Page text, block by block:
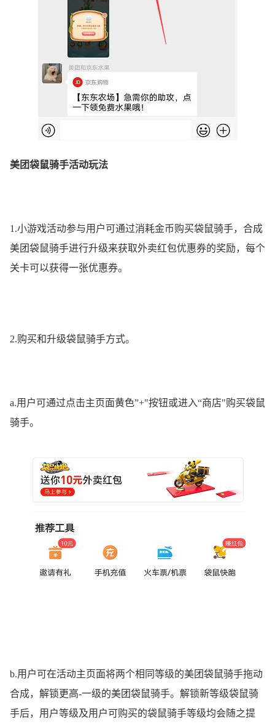
美团袋鼠骑手活动玩法
1.小游戏活动参与用户可通过消耗金币购买袋鼠骑手，合成
美团袋鼠骑手进行升级来获取外卖红包优惠券的奖励，每个
关卡可以获得一张优惠券。
2.购买和升级袋鼠骑手方式。
a.用户可通过点击主页面黄色”+"按钮或进入“商店"购买袋鼠
骑手。
b.用户可在活动主页面将两个相同等级的美团袋鼠骑手拖动
合成，解锁更高-一级的美团袋鼠骑手。解锁新等级袋鼠骑
手后，用户等级及用户可购买的袋鼠骑手等级均会随之提